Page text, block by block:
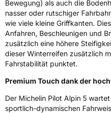
Bewegung) als auch die
nasser oder rutschiger
wie viele kleine Griffkanten.
Anfahren, Beschleunigen und
zusätzlich eine höhere
dieser Winterreifen zusätzlich
Fahrstabilität punktet.
Premium Touch dank der
Der Michelin Pilot Alpin 5
sportlich-dynamischen